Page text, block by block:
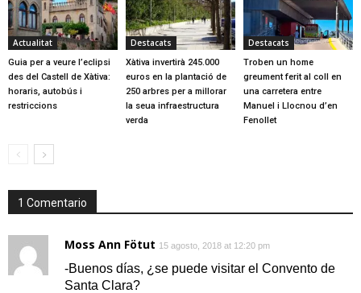
Actualitat
Guia per a veure l’eclipsi
des del Castell de Xàtiva:
horaris, autobús i
restriccions
Destacats
Xàtiva invertirà 245.000
euros en la plantació de
250 arbres per a millorar
la seua infraestructura
verda
Destacats
Troben un home
greument ferit al coll en
una carretera entre
Manuel i Llocnou d’en
Fenollet
1 Comentario
Moss Ann Fötut 15 agosto, 2018 at 12:20 pm
-Buenos días, ¿se puede visitar el Convento de
Santa Clara?